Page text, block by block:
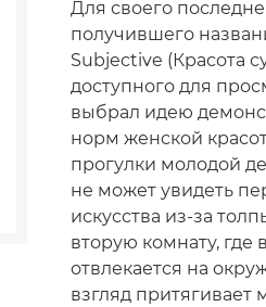
Для своего
получившего
Subjective (Красота
доступного для
выбрал идею
норм женской
прогулки молодой
не может увидеть
искусства из-за
вторую комнату, где
отвлекается на
взгляд притягивает